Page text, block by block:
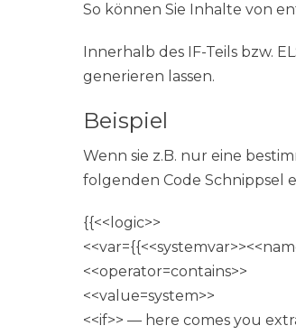
So können Sie Inhalte von
Innerhalb des IF-Teils bzw.
generieren lassen.
Beispiel
Wenn sie z.B. nur eine
folgenden Code Schnippsel
{{<<logic>>
<<operator=contains>>
<<value=system>>
<<if>> — here comes you